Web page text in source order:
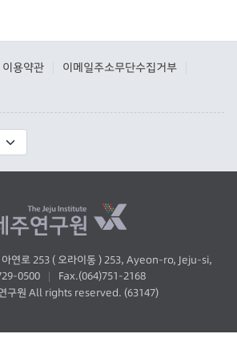
이용약관 이메일주소무단수집거부
아연로 253 ( 오라이동 ) 253, Ayeon-ro, Jeju-si,
0500
Fax.(064)751-2168
구원 All rights reserved. (63147)